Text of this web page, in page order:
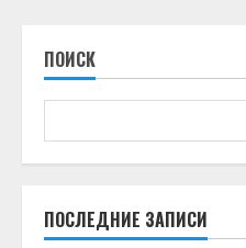
ПОИСК
ПОСЛЕДНИЕ ЗАПИСИ